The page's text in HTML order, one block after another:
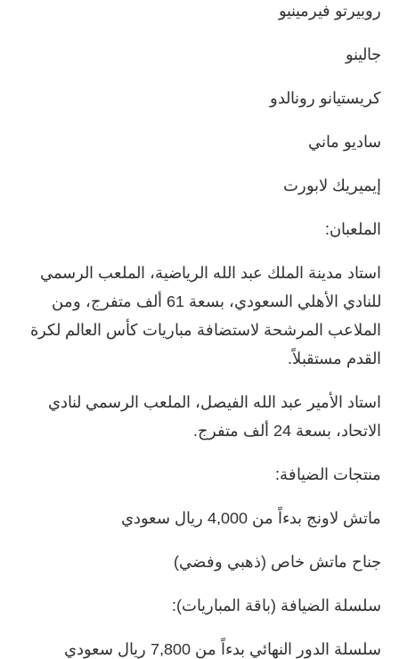
روبيرتو فيرمينيو
جالينو
كريستيانو رونالدو
ساديو ماني
إيميريك لابورت
الملعبان:
استاد مدينة الملك عبد الله الرياضية، الملعب الرسمي
للنادي الأهلي السعودي، بسعة 61 ألف متفرج، ومن
الملاعب المرشحة لاستضافة مباريات كأس العالم لكرة
القدم مستقبلاً.
استاد الأمير عبد الله الفيصل، الملعب الرسمي لنادي
الاتحاد، بسعة 24 ألف متفرج.
منتجات الضيافة:
ماتش لاونج بدءاً من 4,000 ريال سعودي
جناح ماتش خاص (ذهبي وفضي)
سلسلة الضيافة (باقة المباريات):
سلسلة الدور النهائي بدءاً من 7,800 ريال سعودي